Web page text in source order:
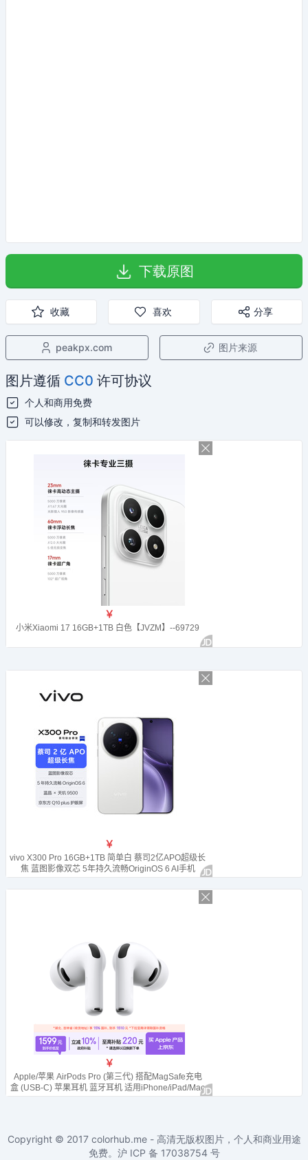
下载原图
收藏 喜欢 分享
peakpx.com 图片来源
图片遵循 CC0 许可协议
个人和商用免费
可以修改，复制和转发图片
Copyright © 2017 colorhub.me - 高清无版权图片，个人和商业用途
免费。沪 ICP 备 17038754 号